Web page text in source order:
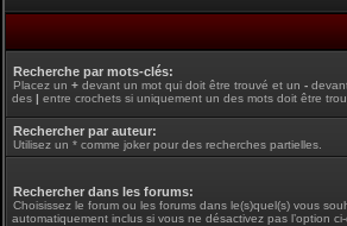
Recherche par mots-clés:
Placez un + devant un mot qui doit être trouvé et un -
des | entre crochets si uniquement un des mots doit être
Rechercher par auteur:
Utilisez un * comme joker pour des recherches partielles.
Rechercher dans les forums:
Choisissez le forum ou les forums dans le(s)quel(s) vous
automatiquement inclus si vous ne désactivez pas l’option